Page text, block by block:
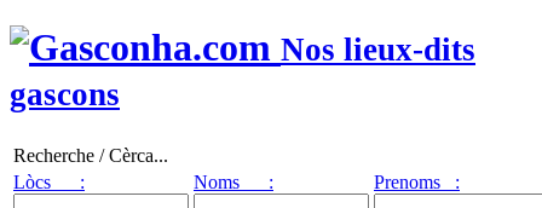
Nos lieux-dits
gascons
Recherche / Cèrca...
Lòcs :
Noms : Prenoms :